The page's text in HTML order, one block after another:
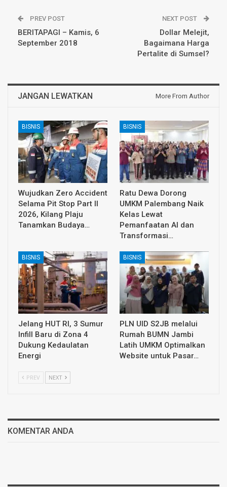
PREV POST
BERITAPAGI – Kamis, 6
September 2018
NEXT POST
Dollar Melejit,
Bagaimana Harga
Pertalite di Sumsel?
JANGAN LEWATKAN More From Author
BISNIS
Wujudkan Zero Accident
Selama Pit Stop Part II
2026, Kilang Plaju
Tanamkan Budaya…
BISNIS
Ratu Dewa Dorong
UMKM Palembang Naik
Kelas Lewat
Pemanfaatan AI dan
Transformasi…
BISNIS
Jelang HUT RI, 3 Sumur
Infill Baru di Zona 4
Dukung Kedaulatan
Energi
BISNIS
PLN UID S2JB melalui
Rumah BUMN Jambi
Latih UMKM Optimalkan
Website untuk Pasar…
PREV NEXT
KOMENTAR ANDA